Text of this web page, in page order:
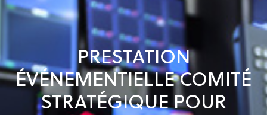
PRESTATION
ÉVÉNEMENTIELLE COMITÉ
STRATÉGIQUE POUR